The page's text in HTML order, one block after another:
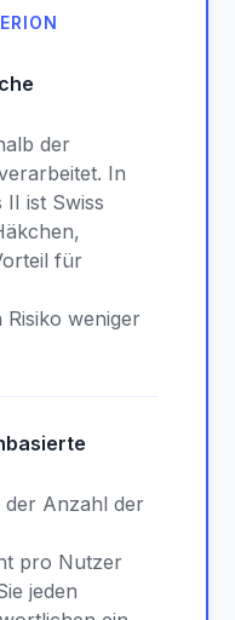
der
In
ist Swiss
für
Risiko weniger
der Anzahl der
pro Nutzer
jeden